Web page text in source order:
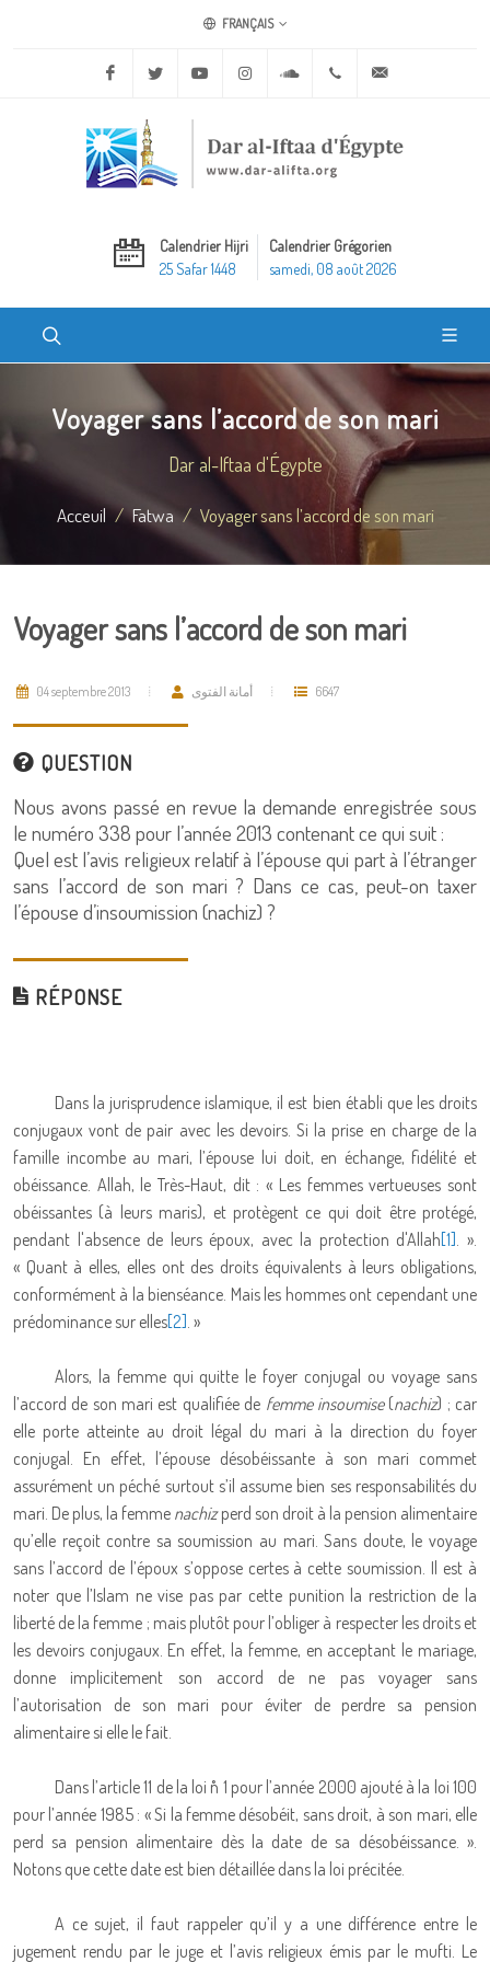
FRANÇAIS
Facebook Twitter Youtube Instagram Soundcloud+20 2 25970400
Calendrier Hijri
25 Safar 1448
Calendrier Grégorien
samedi, 08 août 2026
Voyager sans l’accord de son mari
Dar al-Iftaa d'Égypte
Acceuil Fatwa Voyager sans l’accord de son mari
Voyager sans l’accord de son mari
04 septembre 2013 أمانة الفتوى 6647
QUESTION
Nous avons passé en revue la demande enregistrée sous
le numéro 338 pour l’année 2013 contenant ce qui suit :
Quel est l’avis religieux relatif à l’épouse qui part à l’étranger
sans l’accord de son mari ? Dans ce cas, peut-on taxer
l’épouse d’insoumission (nachiz) ?
RÉPONSE
Dans la jurisprudence islamique, il est bien établi que les droits
conjugaux vont de pair avec les devoirs. Si la prise en charge de la
famille incombe au mari, l’épouse lui doit, en échange, fidélité et
obéissance. Allah, le Très-Haut, dit : « Les femmes vertueuses sont
obéissantes (à leurs maris), et protègent ce qui doit être protégé,
pendant l'absence de leurs époux, avec la protection d'Allah[1]. ».
« Quant à elles, elles ont des droits équivalents à leurs obligations,
conformément à la bienséance. Mais les hommes ont cependant une
prédominance sur elles[2]. »
Alors, la femme qui quitte le foyer conjugal ou voyage sans
l’accord de son mari est qualifiée de femme insoumise(nachiz) ; car
elle porte atteinte au droit légal du mari à la direction du foyer
conjugal. En effet, l’épouse désobéissante à son mari commet
assurément un péché surtout s’il assume bien ses responsabilités du
mari. De plus, la femme nachizperd son droit à la pension alimentaire
qu’elle reçoit contre sa soumission au mari. Sans doute, le voyage
sans l’accord de l’époux s’oppose certes à cette soumission. Il est à
noter que l’Islam ne vise pas par cette punition la restriction de la
liberté de la femme ; mais plutôt pour l’obliger à respecter les droits et
les devoirs conjugaux. En effet, la femme, en acceptant le mariage,
donne implicitement son accord de ne pas voyager sans
l’autorisation de son mari pour éviter de perdre sa pension
alimentaire si elle le fait.
Dans l’article 11 de la loi n˚ 1 pour l’année 2000 ajouté à la loi 100
pour l’année 1985 : « Si la femme désobéit, sans droit, à son mari, elle
perd sa pension alimentaire dès la date de sa désobéissance. ».
Notons que cette date est bien détaillée dans la loi précitée.
A ce sujet, il faut rappeler qu’il y a une différence entre le
jugement rendu par le juge et l’avis religieux émis par le mufti. Le